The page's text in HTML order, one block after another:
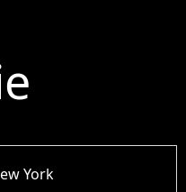
York